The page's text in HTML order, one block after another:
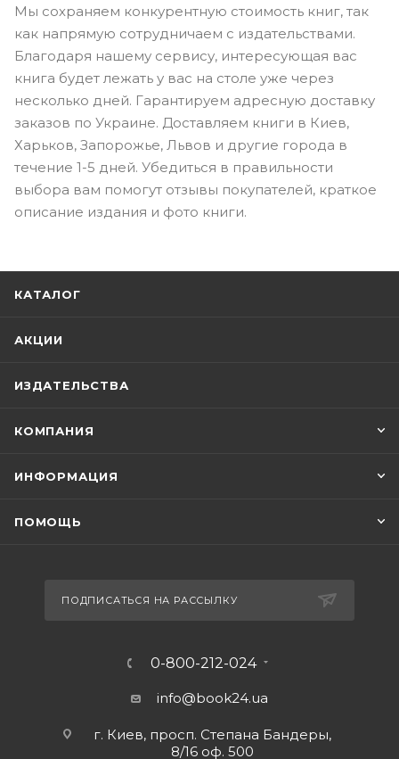
Мы сохраняем конкурентную стоимость книг, так
как напрямую сотрудничаем с издательствами.
Благодаря нашему сервису, интересующая вас
книга будет лежать у вас на столе уже через
несколько дней. Гарантируем адресную доставку
заказов по Украине. Доставляем книги в Киев,
Харьков, Запорожье, Львов и другие города в
течение 1-5 дней. Убедиться в правильности
выбора вам помогут отзывы покупателей, краткое
описание издания и фото книги.
КАТАЛОГ
АКЦИИ
ИЗДАТЕЛЬСТВА
КОМПАНИЯ
ИНФОРМАЦИЯ
ПОМОЩЬ
ПОДПИСАТЬСЯ НА РАССЫЛКУ
0-800-212-024
info@book24.ua
г. Киев, просп. Степана Бандеры,
8/16 оф. 500